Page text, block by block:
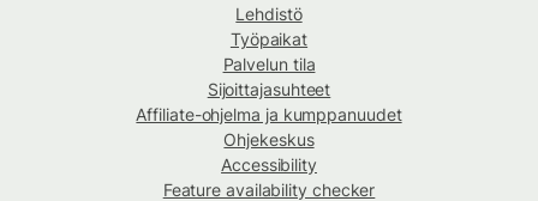
Lehdistö
Työpaikat
Palvelun tila
Sijoittajasuhteet
Affiliate-ohjelma ja kumppanuudet
Ohjekeskus
Accessibility
Feature availability checker